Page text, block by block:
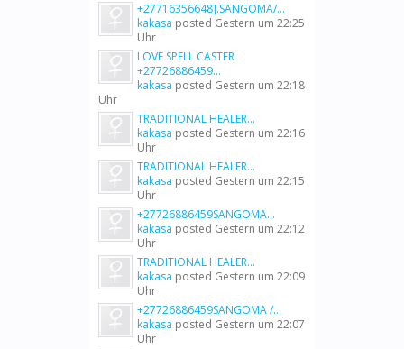
+27716356648].SANGOMA/...
kakasa posted Gestern um 22:25
Uhr
LOVE SPELL CASTER
+27726886459...
kakasa posted Gestern um 22:18
Uhr
TRADITIONAL HEALER...
kakasa posted Gestern um 22:16
Uhr
TRADITIONAL HEALER...
kakasa posted Gestern um 22:15
Uhr
+27726886459SANGOMA...
kakasa posted Gestern um 22:12
Uhr
TRADITIONAL HEALER...
kakasa posted Gestern um 22:09
Uhr
+27726886459SANGOMA /...
kakasa posted Gestern um 22:07
Uhr